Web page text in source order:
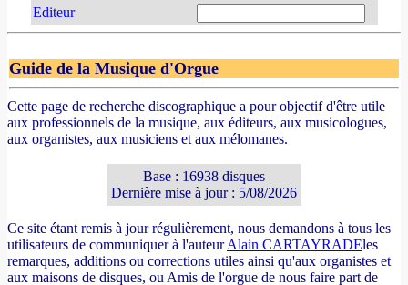
Editeur
Guide de la Musique d'Orgue
Cette page de recherche discographique a pour objectif d'être utile
aux professionnels de la musique, aux éditeurs, aux musicologues,
aux organistes, aux musiciens et aux mélomanes.
Base : 16938 disques
Dernière mise à jour : 5/08/2026
Ce site étant remis à jour régulièrement, nous demandons à tous les
utilisateurs de communiquer à l'auteurAlain CARTAYRADEles
remarques, additions ou corrections utiles ainsi qu'aux organistes et
aux maisons de disques, ou Amis de l'orgue de nous faire part de